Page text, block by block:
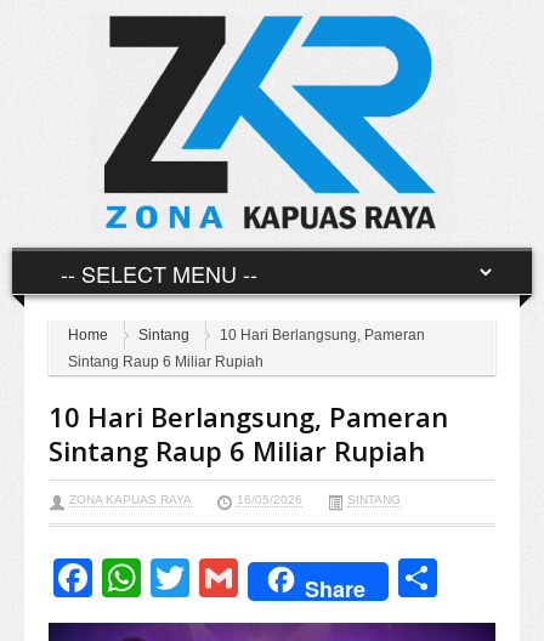
Home Sintang
10 Hari Berlangsung, Pameran
Sintang Raup 6 Miliar Rupiah
10 Hari Berlangsung, Pameran
Sintang Raup 6 Miliar Rupiah
ZONA KAPUAS RAYA 16/05/2026 SINTANG
Facebook
WhatsApp
TwitterGmail
Share